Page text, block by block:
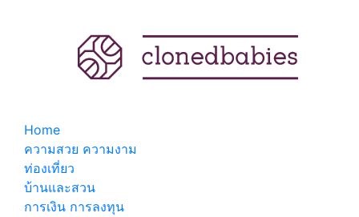
Home
ความสวย ความงาม
ท่องเที่ยว
บ้านและสวน
การเงิน การลงทุน